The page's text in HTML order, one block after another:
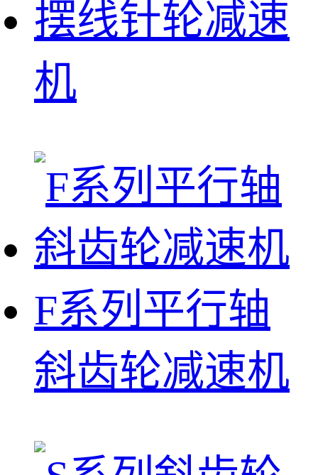
摆线针轮减速
机
F系列平行轴
斜齿轮减速机